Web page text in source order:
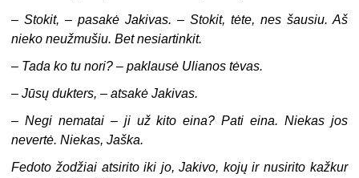
–Stokit, – pasakė Jakivas. – Stokit, tėte, nes šausiu. Aš
nieko neužmušiu. Bet nesiartinkit.
– Tada ko tu nori? – paklausė Ulianos tėvas.
–Jūsų dukters, – atsakė Jakivas.
–Negi nematai – ji už kito eina? Pati eina. Niekas jos
nevertė. Niekas, Jaška.
Fedoto žodžiai atsirito iki jo, Jakivo, kojų ir nusirito kažkur